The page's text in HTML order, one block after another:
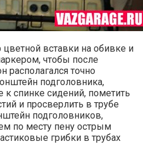
вставки на обивке и
чтобы после
располагался точно
подголовника,
спинке сидений, пометить
и просверлить в трубе
подголовников,
по месту пену острым
грибки в трубах